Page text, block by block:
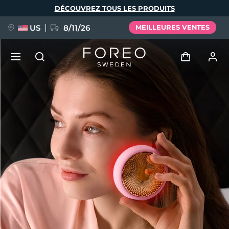
DÉCOUVREZ TOUS LES PRODUITS
US 8/11/26 MEILLEURES VENTES
Se connecter
Profil de l'utilisateur
Mes appareils
Mes commandes
Mes adresses
Mes abonnements
NOUVEAU
FAQ™ Pure Beauty-Tech Elixir
BREAKING NEWS
issa™ Teeth Whitening Set
Langue
Deutsch
Español
Français
Italiano
Português
Polski
Svenska
Русский
Türkçe
简体中文 繁體中文